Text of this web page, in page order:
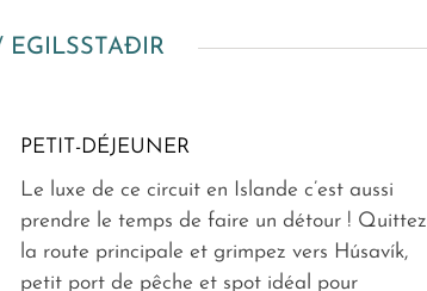
PETIT-DÉJEUNER
Le luxe de ce circuit en Islande c’est aussi
prendre le temps de faire un détour ! Quittez
la route principale et grimpez vers Húsavík,
petit port de pêche et spot idéal pour